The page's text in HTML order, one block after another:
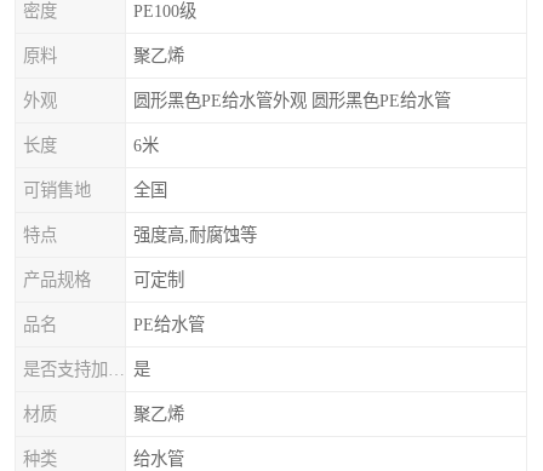
密度 PE100级
原料 聚乙烯
外观 圆形黑色PE给水管外观 圆形黑色PE给水管
长度 6米
可销售地 全国
特点 强度高,耐腐蚀等
产品规格 可定制
品名 PE给水管
是
材质 聚乙烯
种类 给水管